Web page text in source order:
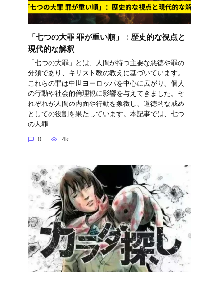
「七つの大罪 罪が重い順」：歴史的な視点と
現代的な解釈
「七つの大罪」とは、人間が持つ主要な悪徳や罪の
分類であり、キリスト教の教えに基づいています。
これらの罪は中世ヨーロッパを中心に広がり、個人
の行動や社会的倫理観に影響を与えてきました。そ
れぞれが人間の内面や行動を象徴し、道徳的な戒め
としての役割を果たしています。本記事では、七つ
の大罪
0 4k.